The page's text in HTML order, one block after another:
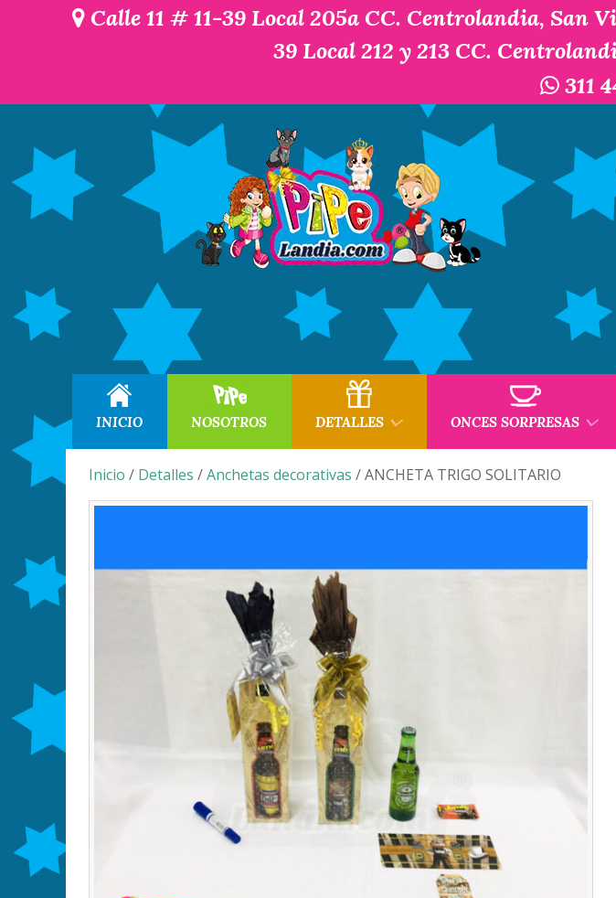
Calle 11 # 11-39 Local 205a CC. Centrolandia, San
39 Local 212 y 213 CC.
311
INICIO NOSOTROS DETALLES ONCES SORPRESAS
Inicio / Detalles /Anchetas decorativas / ANCHETA TRIGO SOLITARIO